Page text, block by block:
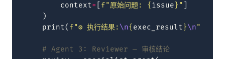
context= f"原始问题: { issue} "
)
print( f"⚙️ 执行结果: \n{ exec_result}\n"
# Agent 3: Reviewer — 审核结论